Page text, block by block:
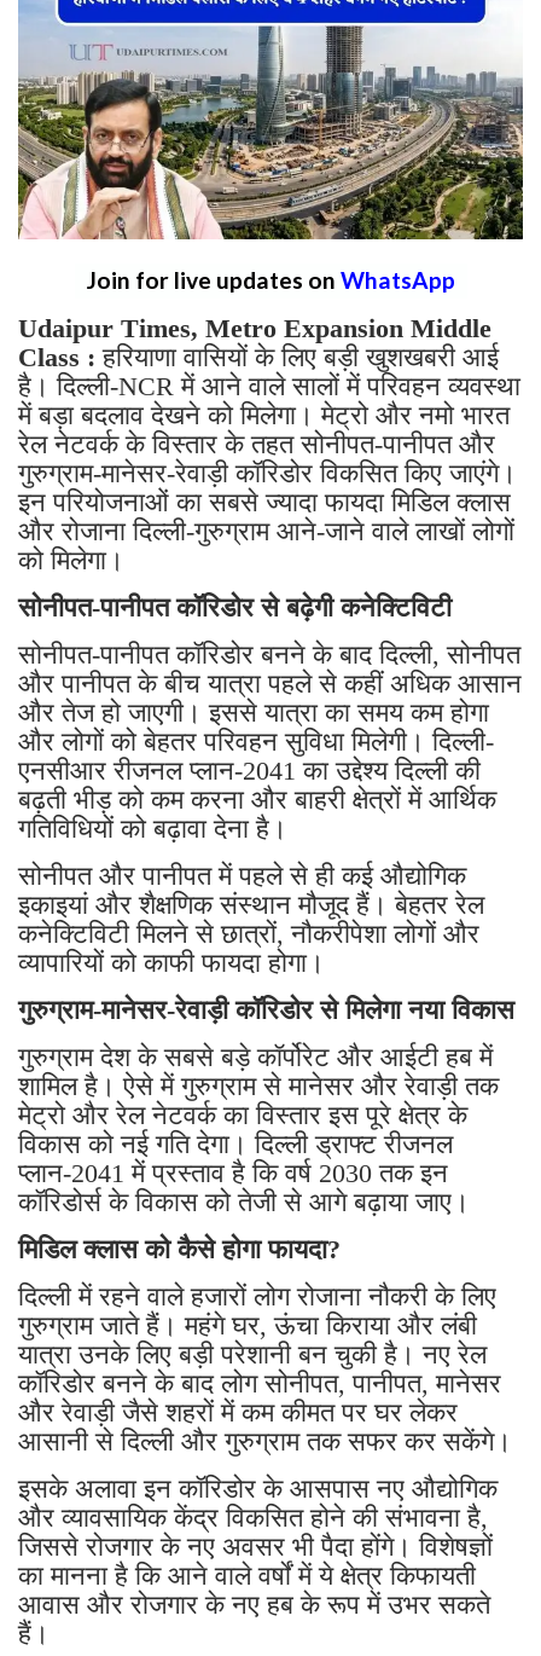
Join for live updates on WhatsApp
Udaipur Times, Metro Expansion Middle
Class :हरियाणा वासियों के लिए बड़ी खुशखबरी आई
है। दिल्ली-NCR में आने वाले सालों में परिवहन व्यवस्था
में बड़ा बदलाव देखने को मिलेगा। मेट्रो और नमो भारत
रेल नेटवर्क के विस्तार के तहत सोनीपत-पानीपत और
गुरुग्राम-मानेसर-रेवाड़ी कॉरिडोर विकसित किए जाएंगे।
इन परियोजनाओं का सबसे ज्यादा फायदा मिडिल क्लास
और रोजाना दिल्ली-गुरुग्राम आने-जाने वाले लाखों लोगों
को मिलेगा।
सोनीपत-पानीपत कॉरिडोर से बढ़ेगी कनेक्टिविटी
सोनीपत-पानीपत कॉरिडोर बनने के बाद दिल्ली, सोनीपत
और पानीपत के बीच यात्रा पहले से कहीं अधिक आसान
और तेज हो जाएगी। इससे यात्रा का समय कम होगा
और लोगों को बेहतर परिवहन सुविधा मिलेगी। दिल्ली-
एनसीआर रीजनल प्लान-2041 का उद्देश्य दिल्ली की
बढ़ती भीड़ को कम करना और बाहरी क्षेत्रों में आर्थिक
गतिविधियों को बढ़ावा देना है।
सोनीपत और पानीपत में पहले से ही कई औद्योगिक
इकाइयां और शैक्षणिक संस्थान मौजूद हैं। बेहतर रेल
कनेक्टिविटी मिलने से छात्रों, नौकरीपेशा लोगों और
व्यापारियों को काफी फायदा होगा।
गुरुग्राम-मानेसर-रेवाड़ी कॉरिडोर से मिलेगा नया विकास
गुरुग्राम देश के सबसे बड़े कॉर्पोरेट और आईटी हब में
शामिल है। ऐसे में गुरुग्राम से मानेसर और रेवाड़ी तक
मेट्रो और रेल नेटवर्क का विस्तार इस पूरे क्षेत्र के
विकास को नई गति देगा। दिल्ली ड्राफ्ट रीजनल
प्लान-2041 में प्रस्ताव है कि वर्ष 2030 तक इन
कॉरिडोर्स के विकास को तेजी से आगे बढ़ाया जाए।
मिडिल क्लास को कैसे होगा फायदा?
दिल्ली में रहने वाले हजारों लोग रोजाना नौकरी के लिए
गुरुग्राम जाते हैं। महंगे घर, ऊंचा किराया और लंबी
यात्रा उनके लिए बड़ी परेशानी बन चुकी है। नए रेल
कॉरिडोर बनने के बाद लोग सोनीपत, पानीपत, मानेसर
और रेवाड़ी जैसे शहरों में कम कीमत पर घर लेकर
आसानी से दिल्ली और गुरुग्राम तक सफर कर सकेंगे।
इसके अलावा इन कॉरिडोर के आसपास नए औद्योगिक
और व्यावसायिक केंद्र विकसित होने की संभावना है,
जिससे रोजगार के नए अवसर भी पैदा होंगे। विशेषज्ञों
का मानना है कि आने वाले वर्षों में ये क्षेत्र किफायती
आवास और रोजगार के नए हब के रूप में उभर सकते
हैं।